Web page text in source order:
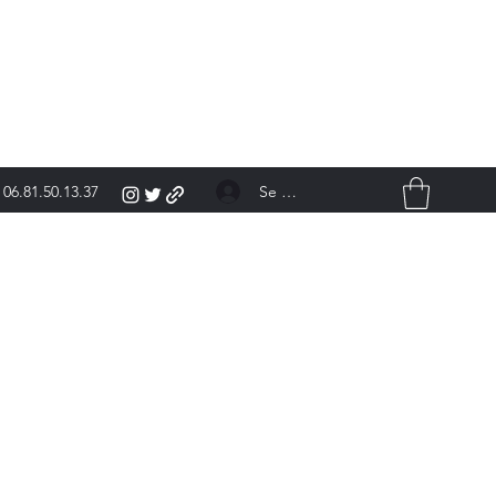
06.81.50.13.37 Se connecter